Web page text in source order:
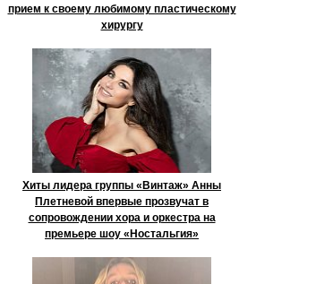
прием к своему любимому пластическому
хирургу
Хиты лидера группы «Винтаж» Анны
Плетневой впервые прозвучат в
сопровождении хора и оркестра на
премьере шоу «Ностальгия»